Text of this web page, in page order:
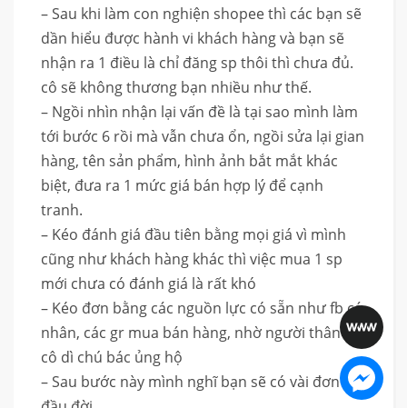
– Sau khi làm con nghiện shopee thì các bạn sẽ
dần hiểu được hành vi khách hàng và bạn sẽ
nhận ra 1 điều là chỉ đăng sp thôi thì chưa đủ.
cô sẽ không thương bạn nhiều như thế.
– Ngồi nhìn nhận lại vấn đề là tại sao mình làm
tới bước 6 rồi mà vẫn chưa ổn, ngồi sửa lại gian
hàng, tên sản phẩm, hình ảnh bắt mắt khác
biệt, đưa ra 1 mức giá bán hợp lý để cạnh
tranh.
– Kéo đánh giá đầu tiên bằng mọi giá vì mình
cũng như khách hàng khác thì việc mua 1 sp
mới chưa có đánh giá là rất khó
– Kéo đơn bằng các nguồn lực có sẵn như fb cá
nhân, các gr mua bán hàng, nhờ người thân ae
cô dì chú bác ủng hộ
– Sau bước này mình nghĩ bạn sẽ có vài đơn